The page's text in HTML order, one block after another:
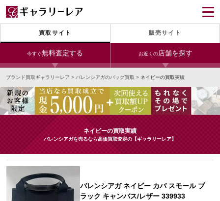
買取サイト 販売サイト
今すぐ無料査定する お近くの店舗を探す
今すぐLINE査定
24時間受付（対応時間10:00～19:00）
宅配買取を申し込む
無料の宅配キットをお届けします
今すぐ電話査定
受付時間 10:00～19:00
銀座本店 青山表参道店 新宿東口店
小田急新宿店
心斎橋本店 東心斎橋店 梅田店
なんば店 神戸元町(三宮)店 LAB大阪
ブランド買取ギャラリーレア > バレンシアガのバッグ買取 > ネイビーの買取実績
ネイビーの買取実績
バレンシアガを売るなら高価買取査定の【ギャラリーレア】
バレンシアガ ネイビー カバ スモール ブ
ラック キャンバス/レザー 339933